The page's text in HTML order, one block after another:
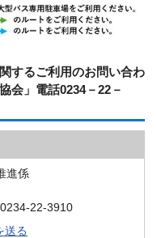
するご利用のお問い合わ
会」電話0234－22－
進係
22-3910
送る